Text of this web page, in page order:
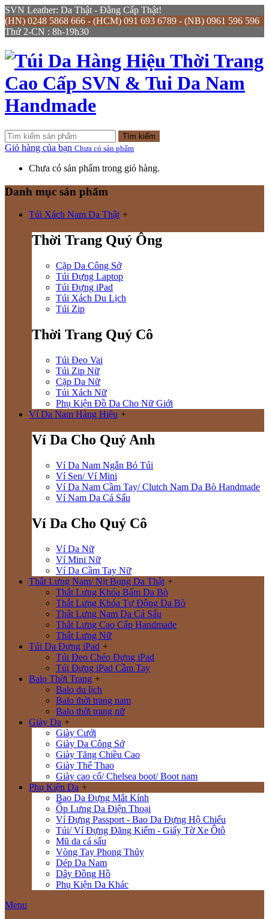
SVN Leather: Da Thật - Đẳng Cấp Thật!
(HN) 0248 5868 666 - (HCM) 091 693 6789 - (NB) 0961 596 596
Thứ 2-CN : 8h-19h30
Tìm kiếm
Giỏ hàng của bạn Chưa có sản phẩm
Chưa có sản phẩm trong giỏ hàng.
Danh mục sản phẩm
Túi Xách Nam Da Thật +
Thời Trang Quý Ông
Cặp Da Công Sở
Túi Đựng Laptop
Túi Đựng iPad
Túi Xách Du Lịch
Túi Zip
Thời Trang Quý Cô
Túi Đeo Vai
Túi Zip Nữ
Cặp Da Nữ
Túi Xách Nữ
Phụ Kiện Đồ Da Cho Nữ Giới
Ví Da Nam Hàng Hiệu +
Ví Da Cho Quý Anh
Ví Da Nam Ngắn Bỏ Túi
Ví Sen/ Ví Mini
Ví Da Nam Cầm Tay/ Clutch Nam Da Bò Handmade
Ví Nam Da Cá Sấu
Ví Da Cho Quý Cô
Ví Da Nữ
Ví Mini Nữ
Ví Da Cầm Tay Nữ
Thắt Lưng Nam/ Nịt Bụng Da Thật +
Thắt Lưng Khóa Bấm Da Bò
Thắt Lưng Khóa Tự Động Da Bò
Thắt Lưng Nam Da Cá Sấu
Thắt Lưng Cao Cấp Handmade
Thắt Lưng Nữ
Túi Da Đựng iPad +
Túi Đeo Chéo Đựng iPad
Túi Đựng iPad Cầm Tay
Balo Thời Trang +
Balo du lịch
Balo thời trang nam
Balo thời trang nữ
Giày Da +
Giày Cưới
Giày Da Công Sở
Giày Tăng Chiều Cao
Giày Thể Thao
Giày cao cổ/ Chelsea boot/ Boot nam
Phụ Kiện Da +
Bao Da Đựng Mắt Kính
Ốp Lưng Da Điện Thoại
Ví Đựng Passport - Bao Da Đựng Hộ Chiếu
Túi/ Ví Đựng Đăng Kiểm - Giấy Tờ Xe Ôtô
Mũ da cá sấu
Vòng Tay Phong Thủy
Dép Da Nam
Dây Đồng Hồ
Phụ Kiện Da Khác
Menu